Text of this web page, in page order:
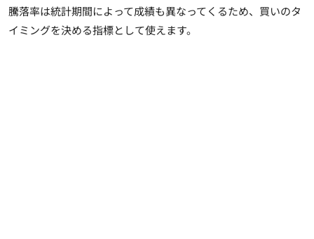
騰落率は統計期間によって成績も異なってくるため、買いのタ
イミングを決める指標として使えます。